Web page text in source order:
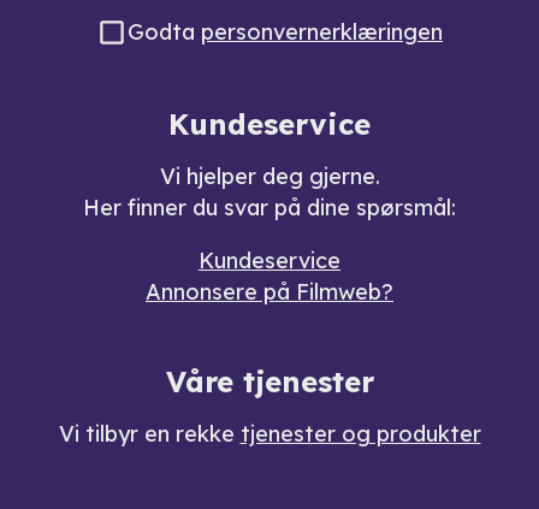
Godta personvernerklæringen
Kundeservice
Vi hjelper deg gjerne.
Her finner du svar på dine spørsmål:
Kundeservice
Annonsere på Filmweb?
Våre tjenester
Vi tilbyr en rekke tjenester og produkter